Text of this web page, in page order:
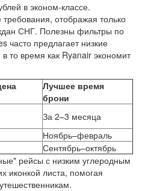
в эконом-классе.
отображая только
СНГ. Полезны фильтры по
часто предлагает низкие
то время как Ryanair экономит
Лучшее время
брони
За 2–3 месяца
Ноябрь–февраль
Сентябрь–октябрь
рейсы с низким углеродным
иконкой листа, помогая